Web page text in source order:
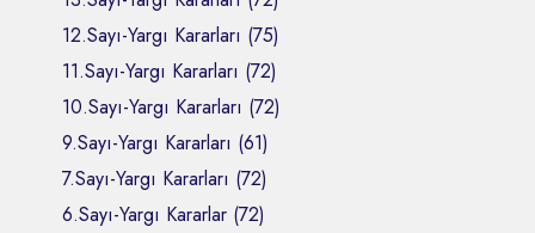
12.Sayı-Yargı Kararları (75)
11.Sayı-Yargı Kararları (72)
10.Sayı-Yargı Kararları (72)
9.Sayı-Yargı Kararları (61)
7.Sayı-Yargı Kararları (72)
6.Sayı-Yargı Kararlar (72)